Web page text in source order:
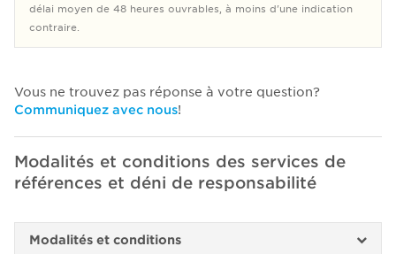
délai moyen de 48 heures ouvrables, à moins d'une indication
contraire.
Vous ne trouvez pas réponse à votre question?
Communiquez avec nous!
Modalités et conditions des services de
références et déni de responsabilité
Modalités et conditions